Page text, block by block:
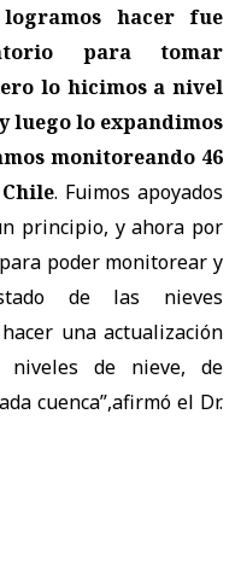
hacer fue
para tomar
lo hicimos a nivel
luego lo expandimos
monitoreando 46
. Fuimos apoyados
principio, y ahora por
poder monitorear y
de las nieves
una actualización
niveles de nieve, de
cuenca”,afirmó el Dr.